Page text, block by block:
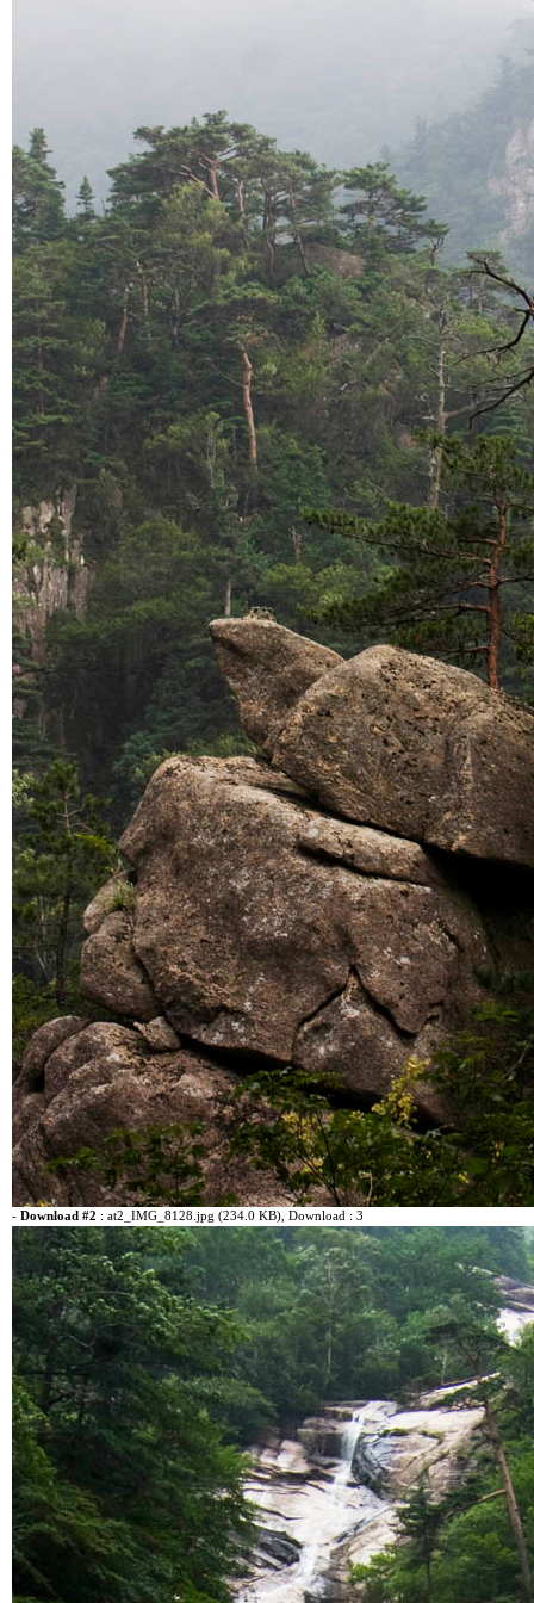
- Download #2 : at2_IMG_8128.jpg (234.0 KB) , Download : 3